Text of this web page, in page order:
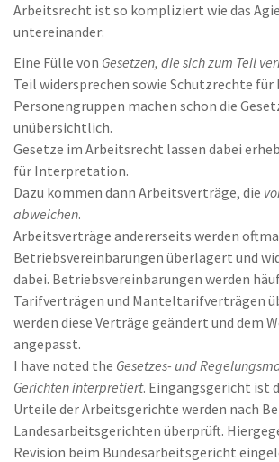
Arbeitsrecht ist so kompliziert wie das
untereinander:
Eine Fülle von Gesetzen, die sich zum Teil
Teil widersprechen sowie Schutzrechte
Personengruppen machen schon die
unübersichtlich.
Gesetze im Arbeitsrecht lassen dabei
für Interpretation.
Dazu kommen dann Arbeitsverträge, die
abweichen.
Arbeitsverträge andererseits werden
Betriebsvereinbarungen überlagert und
dabei. Betriebsvereinbarungen werden
Tarifverträgen und Manteltarifverträgen
werden diese Verträge geändert und dem
angepasst.
I have noted the Gesetzes- und
Gerichten interpretiert. Eingangsgericht ist
Urteile der Arbeitsgerichte werden nach
Landesarbeitsgerichten überprüft.
Revision beim Bundesarbeitsgericht